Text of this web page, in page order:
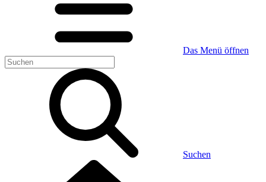
Das Menü öffnen
Suchen